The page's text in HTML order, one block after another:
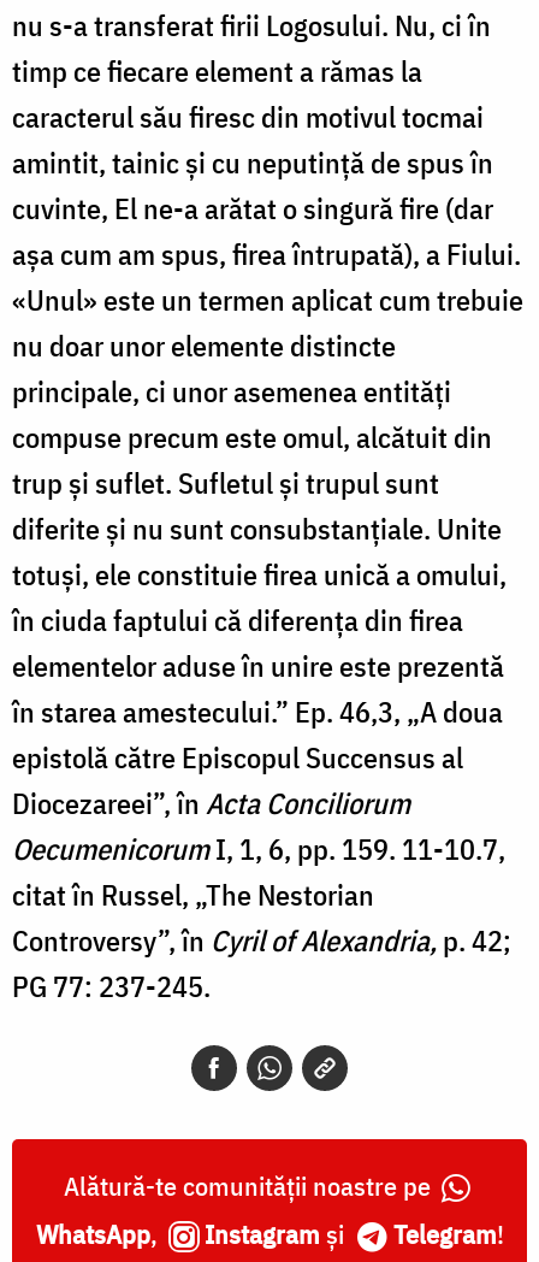
nu s-a transferat firii Logosului. Nu, ci în
timp ce fiecare element a rămas la
caracterul său firesc din motivul tocmai
amintit, tainic și cu neputinţă de spus în
cuvinte, El ne-a arătat o singură fire (dar
așa cum am spus, firea întrupată), a Fiului.
«Unul» este un termen aplicat cum trebuie
nu doar unor elemente distincte
principale, ci unor asemenea entităţi
compuse precum este omul, alcătuit din
trup și suflet. Sufletul și trupul sunt
diferite și nu sunt consubstanţiale. Unite
totuși, ele constituie firea unică a omului,
în ciuda faptului că diferenţa din firea
elementelor aduse în unire este prezentă
în starea amestecului.” Ep. 46,3, „A doua
epistolă către Episcopul Succensus al
Diocezareei”, în Acta Conciliorum
OecumenicorumI, 1, 6, pp. 159. 11-10.7,
citat în Russel, „The Nestorian
Controversy”, în Cyril of Alexandria,p. 42;
PG 77: 237-245.
Alătură-te comunității noastre pe
WhatsApp, Instagram și Telegram!